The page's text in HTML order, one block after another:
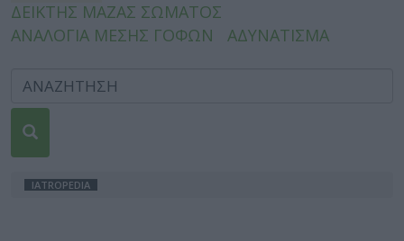
ΔΕΙΚΤΗΣ ΜΑΖΑΣ ΣΩΜΑΤΟΣ
ΑΝΑΛΟΓΙΑ ΜΕΣΗΣ ΓΟΦΩΝ
ΑΔΥΝΑΤΙΣΜΑ
IATROPEDIA